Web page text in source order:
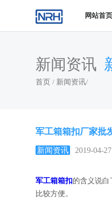
网站首页
新闻资讯
首页 / 新闻资讯/
军工箱箱扣厂家批
新闻资讯 2019-04-27
军工箱箱扣的含义说白
比较方便。